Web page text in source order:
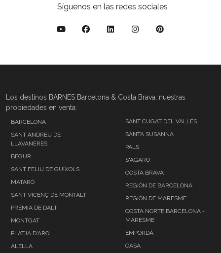
Síguenos en las redes sociales
Los destinos BARNES Barcelona & Costa Brava, nuestras
propiedades en venta:
BARCELONA
SANT ANDREU DE
LLAVANERES
BEGUR
SANT FELIU DE GUÍXOLS
MATARÓ
SANT VICENÇ DE MONTALT
PREMIA DE DALT
MONTGAT
PLATJA D'ARO
ALELLA
SANT CUGAT DEL VALLÉS
SANTA SUSANNA
PALS
S'AGARO
COSTA BRAVA
REGIÓN DE BARCELONA
REGIÓN DE MARESME
COSTA NORTE BARCELONA -
MARESME
EMPORDÀ
CASA